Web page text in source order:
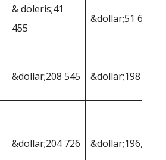
& doleris;41
455
&dollar;51 651
&dollar;208 545 &dollar;198 349
&dollar;204 726 &dollar;196,128